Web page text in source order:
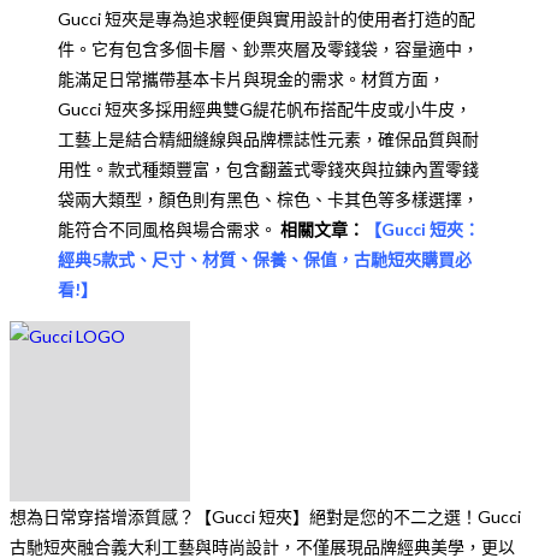
Gucci 短夾是專為追求輕便與實用設計的使用者打造的配
件。它有包含多個卡層、鈔票夾層及零錢袋，容量適中，
能滿足日常攜帶基本卡片與現金的需求。材質方面，
Gucci 短夾多採用經典雙G緹花帆布搭配牛皮或小牛皮，
工藝上是結合精細縫線與品牌標誌性元素，確保品質與耐
用性。款式種類豐富，包含翻蓋式零錢夾與拉鍊內置零錢
袋兩大類型，顏色則有黑色、棕色、卡其色等多樣選擇，
能符合不同風格與場合需求。 相關文章： 【Gucci 短夾：
經典5款式、尺寸、材質、保養、保值，古馳短夾購買必
看!】
想為日常穿搭增添質感？【Gucci 短夾】絕對是您的不二之選！Gucci
古馳短夾融合義大利工藝與時尚設計，不僅展現品牌經典美學，更以